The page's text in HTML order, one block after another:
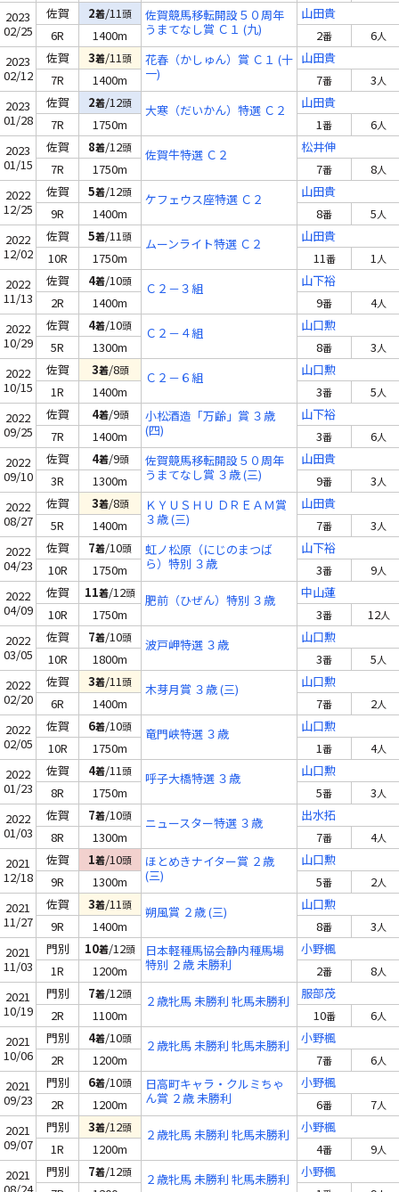
2023
02/25
佐賀 2着/11頭
佐賀競馬移転開設５０周年
うまてなし賞 Ｃ１ (九)
山田貴
6R
1400m 2番 6人
2023
02/12
佐賀 3着/11頭
花春（かしゅん）賞 Ｃ１ (十
一)
山田貴
7R
1400m 7番 3人
2023
01/28
佐賀 2着/12頭 大寒（だいかん）特選 Ｃ２
山田貴
7R
1750m 1番 6人
2023
01/15
佐賀 8着/12頭 佐賀牛特選 Ｃ２
松井伸
7R
1750m 7番 8人
2022
12/25
佐賀 5着/12頭 ケフェウス座特選 Ｃ２
山田貴
9R
1400m 8番 5人
2022
12/02
佐賀 5着/11頭 ムーンライト特選 Ｃ２
山田貴
10R
1750m 11番 1人
2022
11/13
佐賀 4着/10頭 Ｃ２－３組
山下裕
2R
1400m 9番 4人
2022
10/29
佐賀 4着/10頭 Ｃ２－４組
山口勲
5R
1300m 8番 3人
2022
10/15
佐賀 3着/8頭 Ｃ２－６組
山口勲
1R
1400m 3番 5人
2022
09/25
佐賀 4着/9頭
小松酒造「万齢」賞 ３歳
(四)
山下裕
7R
1400m 3番 6人
2022
09/10
佐賀 4着/9頭
佐賀競馬移転開設５０周年
うまてなし賞 ３歳 (三)
山田貴
3R
1300m 9番 3人
2022
08/27
佐賀 3着/8頭
ＫＹＵＳＨＵ ＤＲＥＡＭ賞
３歳 (三)
山田貴
5R
1400m 7番 3人
2022
04/23
佐賀 7着/10頭
虹ノ松原（にじのまつば
ら）特別 ３歳
山下裕
10R
1750m 3番 9人
2022
04/09
佐賀 11着/12頭 肥前（ひぜん）特別 ３歳
中山蓮
10R
1750m 3番 12人
2022
03/05
佐賀 7着/10頭 波戸岬特選 ３歳
山口勲
10R
1800m 3番 5人
2022
02/20
佐賀 3着/11頭 木芽月賞 ３歳 (三)
山口勲
6R
1400m 7番 2人
2022
02/05
佐賀 6着/10頭 竜門峡特選 ３歳
山口勲
10R
1750m 1番 4人
2022
01/23
佐賀 4着/11頭 呼子大橋特選 ３歳
山口勲
8R
1750m 5番 3人
2022
01/03
佐賀 7着/10頭 ニュースター特選 ３歳
出水拓
8R
1300m 7番 4人
2021
12/18
佐賀 1着/10頭
ほとめきナイター賞 ２歳
(三)
山口勲
9R
1300m 5番 2人
2021
11/27
佐賀 3着/11頭 朔風賞 ２歳 (三)
山口勲
9R
1400m 8番 3人
2021
11/03
門別 10着/12頭
日本軽種馬協会静内種馬場
特別 ２歳 未勝利
小野楓
1R
1200m 2番 8人
2021
10/19
門別 7着/12頭 ２歳牝馬 未勝利 牝馬未勝利
服部茂
2R
1100m 10番 6人
2021
10/06
門別 4着/10頭 ２歳牝馬 未勝利 牝馬未勝利
小野楓
2R
1200m 7番 6人
2021
09/23
門別 6着/10頭
日高町キャラ・クルミちゃ
ん賞 ２歳 未勝利
小野楓
2R
1200m 6番 7人
2021
09/07
門別 3着/12頭 ２歳牝馬 未勝利 牝馬未勝利
小野楓
1R
1200m 4番 9人
2021
門別 7着/12頭 ２歳牝馬 未勝利 牝馬未勝利
小野楓